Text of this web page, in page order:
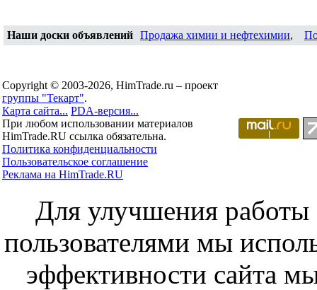
Наши доски объявлений Продажа химии и нефтехимии,
Copyright © 2003-2026, HimTrade.ru – проект
группы "Текарт".
Карта сайта... PDA-версия...
При любом использовании материалов
HimTrade.RU ссылка обязательна.
Политика конфиденциальности
Пользовательское соглашение
Реклама на HimTrade.RU
Для улучшения работы
пользователями мы
эффективности сайта